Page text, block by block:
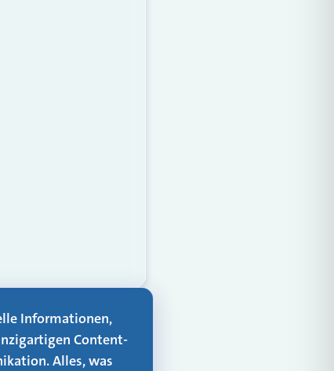
Informationen,
Content-
Alles, was